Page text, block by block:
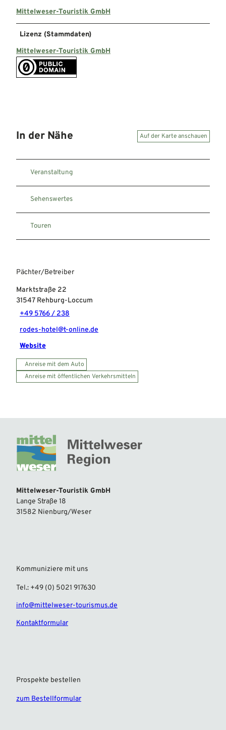
Mittelweser-Touristik GmbH
Lizenz (Stammdaten)
Mittelweser-Touristik GmbH
In der Nähe Auf der Karte anschauen
Veranstaltung
Sehenswertes
Touren
Pächter/Betreiber
Marktstraße 22
31547 Rehburg-Loccum
+49 5766 / 238
rodes-hotel@t-online.de
Website
Anreise mit dem Auto
Anreise mit öffentlichen Verkehrsmitteln
Mittelweser-Touristik GmbH
Lange Straße 18
31582 Nienburg/Weser
Kommuniziere mit uns
Tel.: +49 (0) 5021 917630
info@mittelweser-tourismus.de
Kontaktformular
Prospekte bestellen
zum Bestellformular